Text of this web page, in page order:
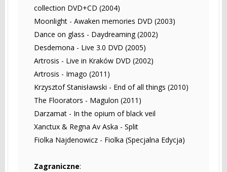
collection DVD+CD (2004)
Moonlight - Awaken memories DVD (2003)
Dance on glass - Daydreaming (2002)
Desdemona - Live 3.0 DVD (2005)
Artrosis - Live in Kraków DVD (2002)
Artrosis - Imago (2011)
Krzysztof Stanisławski - End of all things (2010)
The Floorators - Magulon (2011)
Darzamat - In the opium of black veil
Xanctux & Regna Av Aska - Split
Fiolka Najdenowicz - Fiolka (Specjalna Edycja)
Zagraniczne: